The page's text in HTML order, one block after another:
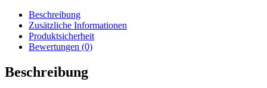
MengeBeschreibung
Zusätzliche Informationen
Produktsicherheit
Bewertungen (0)
Beschreibung